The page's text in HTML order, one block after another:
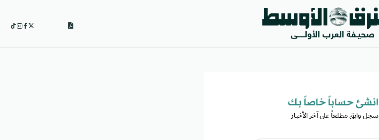
انشئ حساباً خاصاً بك​
سجل وابق مطلعاً على آخر الأخبار ​